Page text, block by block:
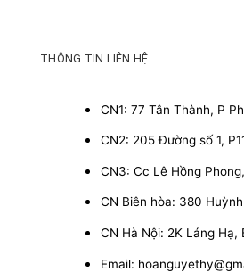
THÔNG TIN LIÊN HỆ
CN1: 77 Tân Thành, P
CN2: 205 Đường số 1,
CN3: Cc Lê Hồng
CN Biên hòa: 380
CN Hà Nội: 2K Láng Hạ,
Email: